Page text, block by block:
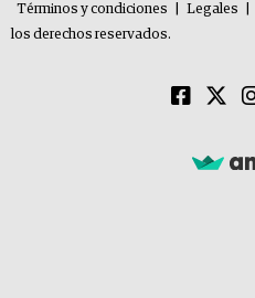
Términos y condiciones
Legales
los derechos reservados.